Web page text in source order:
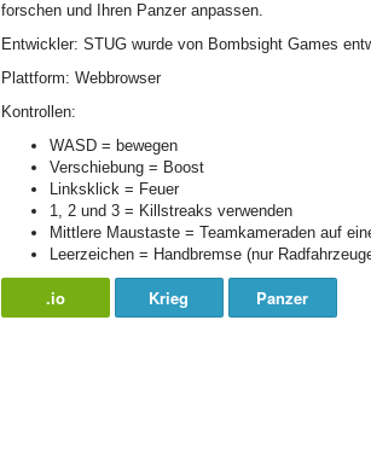
forschen und Ihren Panzer anpassen.
Entwickler: STUG wurde von Bombsight Games
Plattform: Webbrowser
Kontrollen:
WASD = bewegen
Verschiebung = Boost
Linksklick = Feuer
1, 2 und 3 = Killstreaks verwenden
Mittlere Maustaste = Teamkameraden auf
Leerzeichen = Handbremse (nur
.io Krieg Panzer